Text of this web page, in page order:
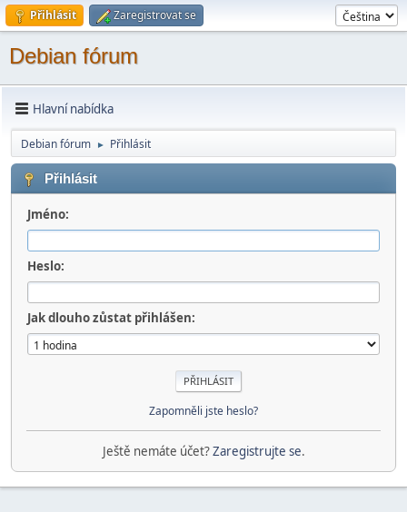
Přihlásit Zaregistrovat se
Debian fórum
Hlavní nabídka
Debian fórum ► Přihlásit
Přihlásit
Jméno:
Heslo:
Jak dlouho zůstat přihlášen:
Zapomněli jste heslo?
Ještě nemáte účet?Zaregistrujte se.